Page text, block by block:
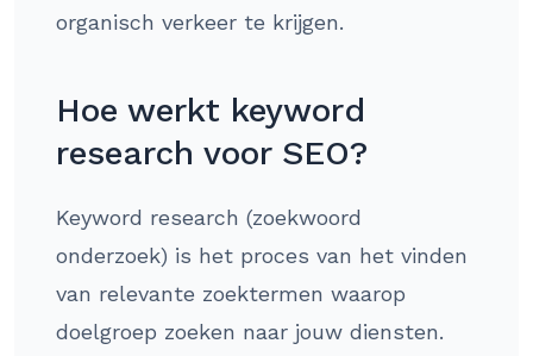
organisch verkeer te krijgen.
Hoe werkt keyword
research voor SEO?
Keyword research (zoekwoord
onderzoek) is het proces van het vinden
van relevante zoektermen waarop
doelgroep zoeken naar jouw diensten.